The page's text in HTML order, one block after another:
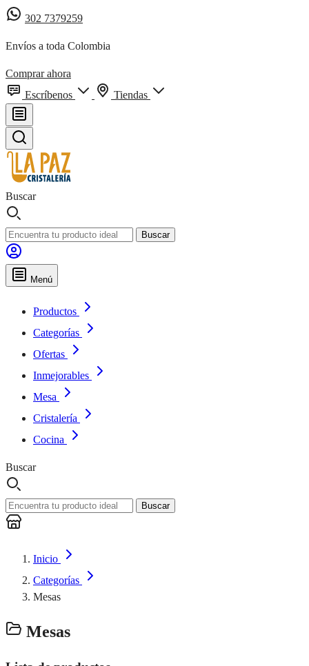
302 7379259
Envíos a toda Colombia
Comprar ahora
Escríbenos
Tiendas
Buscar
Buscar
Menú
Productos
Categorías
Ofertas
Inmejorables
Mesa
Cristalería
Cocina
Buscar
Buscar
Inicio
Categorías
Mesas
Mesas